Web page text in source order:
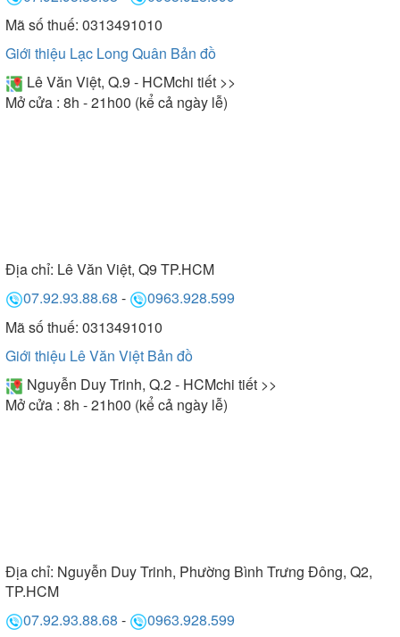
Mã số thuế: 0313491010
Giới thiệu Lạc Long Quân Bản đồ
Lê Văn Việt, Q.9 - HCMchi tiết >>
Mở cửa : 8h - 21h00 (kể cả ngày lễ)
Địa chỉ: Lê Văn Việt, Q9 TP.HCM
07.92.93.88.68 -
0963.928.599
Mã số thuế: 0313491010
Giới thiệu Lê Văn Việt Bản đồ
Nguyễn Duy Trinh, Q.2 - HCMchi tiết >>
Mở cửa : 8h - 21h00 (kể cả ngày lễ)
Địa chỉ: Nguyễn Duy Trinh, Phường Bình Trưng Đông, Q2,
TP.HCM
07.92.93.88.68 -
0963.928.599